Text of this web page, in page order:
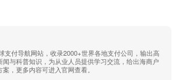
支付导航网站，收录2000+世界各地支付公司，输出高
闻与科普知识，为从业人员提供学习交流，给出海商户
，更多内容可进入官网查看。